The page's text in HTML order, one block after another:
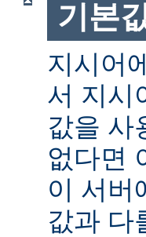
기본
지시어
서 지시
값을 사
없다면
이 서버
값과 다